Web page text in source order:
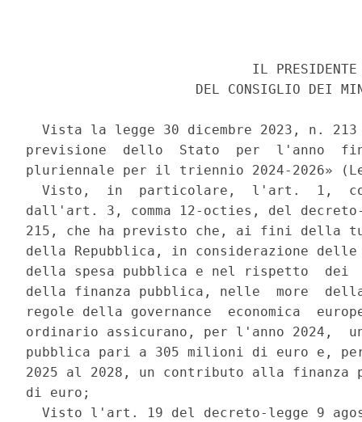
IL
DEL CONSIGLIO DEI
Vista la legge 30 dicembre 2023, n.
previsione  dello  Stato  per  l'anno
pluriennale per il triennio 2024-2026»
Visto,  in  particolare,  l'art.  1,
dall'art. 3, comma 12-octies, del
215, che ha previsto che, ai fini della
della Repubblica, in considerazione
della spesa pubblica e nel rispetto  dei
della finanza pubblica, nelle  more
regole della governance  economica
ordinario assicurano, per l'anno 2024,
pubblica pari a 305 milioni di euro e,
2025 al 2028, un contributo alla
di euro;
Visto l'art. 19 del decreto-legge 9